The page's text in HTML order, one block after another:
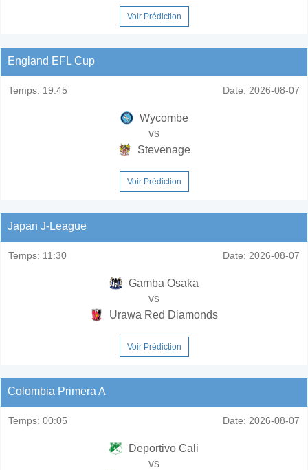
Voir Prédiction
England EFL Cup
Temps: 19:45 Date: 2026-08-07
Wycombe
vs
Stevenage
Voir Prédiction
Japan J-League
Temps: 11:30 Date: 2026-08-07
Gamba Osaka
vs
Urawa Red Diamonds
Voir Prédiction
Colombia Primera A
Temps: 00:05 Date: 2026-08-07
Deportivo Cali
vs